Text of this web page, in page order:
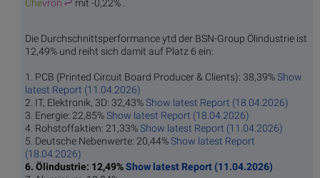
Chevron mit -0,22% .
Die Durchschnittsperformance ytd der BSN-Group Ölindustrie ist
12,49% und reiht sich damit auf Platz 6 ein:
1. PCB (Printed Circuit Board Producer & Clients): 38,39%Show
latest Report (11.04.2026)
2. IT, Elektronik, 3D: 32,43%Show latest Report (18.04.2026)
3. Energie: 22,85%Show latest Report (18.04.2026)
4. Rohstoffaktien: 21,33%Show latest Report (11.04.2026)
5. Deutsche Nebenwerte: 20,44%Show latest Report
(18.04.2026)
6. Ölindustrie: 12,49%Show latest Report (11.04.2026)